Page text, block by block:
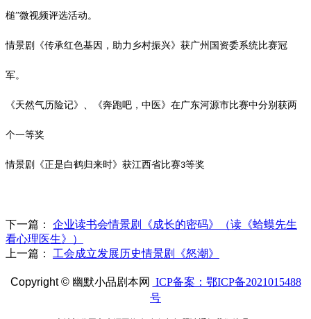
槌”微视频评选活动。
情景剧《传承红色基因，助力乡村振兴》获广州国资委系统比赛冠
军。
《天然气历险记》、《奔跑吧，中医》在广东河源市比赛中分别获两
个一等奖
情景剧《正是白鹤归来时》获江西省比赛3等奖
下一篇：
企业读书会情景剧《成长的密码》（读《蛤蟆先生
看心理医生》）
上一篇：
工会成立发展历史情景剧《怒潮》
Copyright © 幽默小品剧本网
ICP备案：鄂ICP备2021015488
号